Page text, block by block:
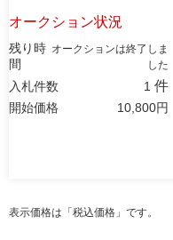
オークション状況
残り時
間
オークションは終了しま
した
入札件数 1 件
開始価格 10,800円
表示価格は「税込価格」です。